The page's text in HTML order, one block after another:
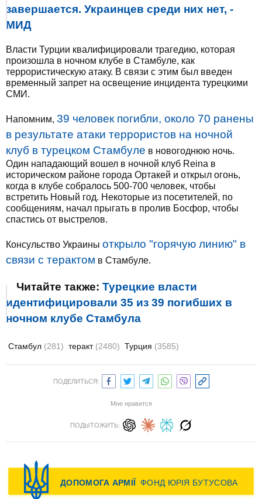
завершается. Украинцев среди них нет, -
МИД
Власти Турции квалифицировали трагедию, которая
произошла в ночном клубе в Стамбуле, как
террористическую атаку. В связи с этим был введен
временный запрет на освещение инцидента турецкими
СМИ.
Напомним, 39 человек погибли, около 70 ранены
в результате атаки террористов на ночной
клуб в турецком Стамбуле в новогоднюю ночь.
Один нападающий вошел в ночной клуб Reina в
историческом районе города Ортакей и открыл огонь,
когда в клубе собралось 500-700 человек, чтобы
встретить Новый год. Некоторые из посетителей, по
сообщениям, начал прыгать в пролив Босфор, чтобы
спастись от выстрелов.
Консульство Украины открыло "горячую линию" в
связи с терактом в Стамбуле.
Читайте также: Турецкие власти
идентифицировали 35 из 39 погибших в
ночном клубе Стамбула
Стамбул (281) теракт (2480) Турция (3585)
ПОДЕЛИТЬСЯ:
Мне нравится
ПОДЫТОЖИТЬ: